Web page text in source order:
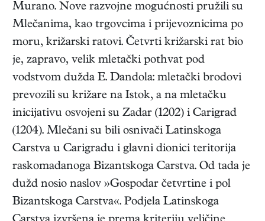
Murano. Nove razvojne mogućnosti pružili su
Mlečanima, kao trgovcima i prijevoznicima po
moru, križarski ratovi. Četvrti križarski rat bio
je, zapravo, velik mletački pothvat pod
vodstvom dužda E. Dandola: mletački brodovi
prevozili su križare na Istok, a na mletačku
inicijativu osvojeni su Zadar (1202) i Carigrad
(1204). Mlečani su bili osnivači Latinskoga
Carstva u Carigradu i glavni dionici teritorija
raskomadanoga Bizantskoga Carstva. Od tada je
dužd nosio naslov »Gospodar četvrtine i pol
Bizantskoga Carstva«. Podjela Latinskoga